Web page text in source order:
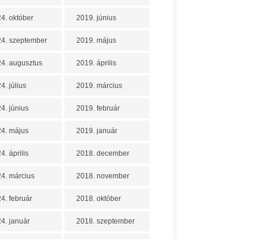
október
szeptember
augusztus
július
június
május
április
március
február
január
2019. június
2019. május
2019. április
2019. március
2019. február
2019. január
2018. december
2018. november
2018. október
2018. szeptember